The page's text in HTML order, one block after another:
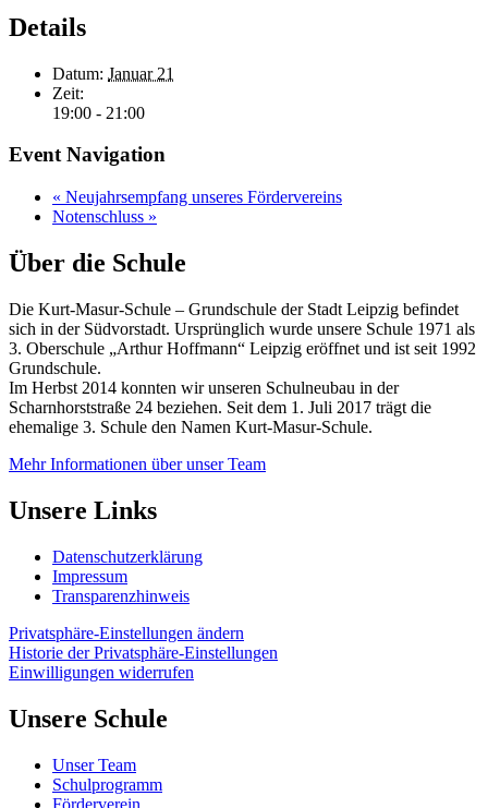
Details
Datum: Januar 21
Zeit:
19:00 - 21:00
Event Navigation
« Neujahrsempfang unseres Fördervereins
Notenschluss »
Über die Schule
Die Kurt-Masur-Schule – Grundschule der Stadt Leipzig befindet
sich in der Südvorstadt. Ursprünglich wurde unsere Schule 1971 als
3. Oberschule „Arthur Hoffmann“ Leipzig eröffnet und ist seit 1992
Grundschule.
Im Herbst 2014 konnten wir unseren Schulneubau in der
Scharnhorststraße 24 beziehen. Seit dem 1. Juli 2017 trägt die
ehemalige 3. Schule den Namen Kurt-Masur-Schule.
Mehr Informationen über unser Team
Unsere Links
Datenschutzerklärung
Impressum
Transparenzhinweis
Privatsphäre-Einstellungen ändern
Historie der Privatsphäre-Einstellungen
Einwilligungen widerrufen
Unsere Schule
Unser Team
Schulprogramm
Förderverein